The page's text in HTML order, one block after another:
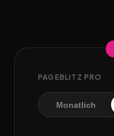
PAGEBLITZ PRO
Monatlich